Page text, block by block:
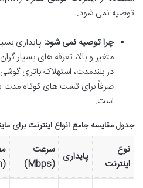
توصیه نمی شود.
چرا توصیه نمی شود: پایداری
متغیر و بالا، تعرفه های بسیار
در بلندمدت، استهلاک باتری
صرفاً برای تست های کوتاه مدت
است.
جدول مقایسه جامع انواع اینترنت برای
نوع
اینترنت
پایداری سرعت
(Mbps)
(GB/Month)